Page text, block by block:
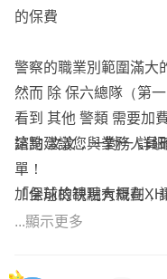
的保費
警察的職業別範圍滿大
然而 除 保六總隊（第
看到 其他 警類 需要加
這點建議您與業務人員
「全球的缺點大概在
XHB 與 現有 三商美邦
還有 手術項目不限制2-
諮詢 汶汶，一對一 詳
單！
加保前檢視現有規劃，
...顯示更多